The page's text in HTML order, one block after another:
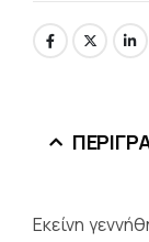
Εκείνη